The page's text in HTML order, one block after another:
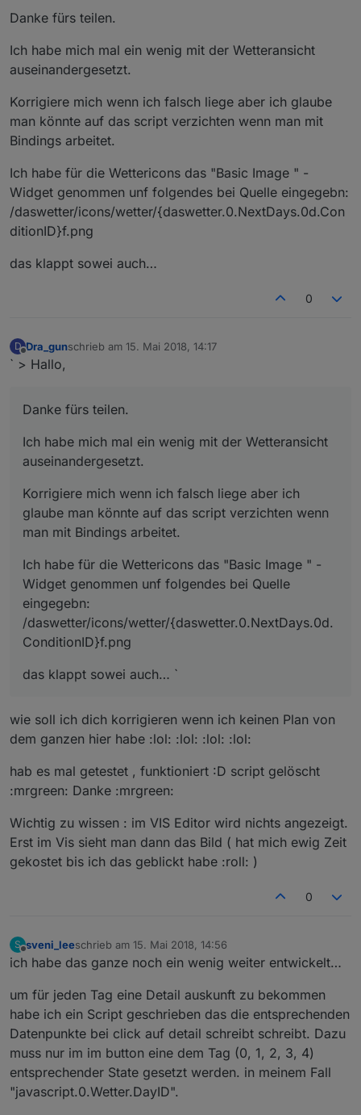
Danke fürs teilen.
Ich habe mich mal ein wenig mit der Wetteransicht
auseinandergesetzt.
Korrigiere mich wenn ich falsch liege aber ich glaube
man könnte auf das script verzichten wenn man mit
Bindings arbeitet.
Ich habe für die Wettericons das "Basic Image " -
Widget genommen unf folgendes bei Quelle eingegebn:
/daswetter/icons/wetter/{daswetter.0.NextDays.0d.Con
ditionID}f.png
das klappt sowei auch…
0
D
Offline
Dra_gunschrieb am 15. Mai 2018, 14:17
zuletzt editiert von
` > Hallo,
Danke fürs teilen.
Ich habe mich mal ein wenig mit der Wetteransicht
auseinandergesetzt.
Korrigiere mich wenn ich falsch liege aber ich
glaube man könnte auf das script verzichten wenn
man mit Bindings arbeitet.
Ich habe für die Wettericons das "Basic Image " -
Widget genommen unf folgendes bei Quelle
eingegebn:
/daswetter/icons/wetter/{daswetter.0.NextDays.0d.
ConditionID}f.png
das klappt sowei auch… `
wie soll ich dich korrigieren wenn ich keinen Plan von
dem ganzen hier habe :lol: :lol: :lol: :lol:
hab es mal getestet , funktioniert :D script gelöscht
:mrgreen: Danke :mrgreen:
Wichtig zu wissen : im VIS Editor wird nichts angezeigt.
Erst im Vis sieht man dann das Bild ( hat mich ewig Zeit
gekostet bis ich das geblickt habe :roll: )
0
S
Offline
sveni_leeschrieb am 15. Mai 2018, 14:56
zuletzt editiert von
ich habe das ganze noch ein wenig weiter entwickelt…
um für jeden Tag eine Detail auskunft zu bekommen
habe ich ein Script geschrieben das die entsprechenden
Datenpunkte bei click auf detail schreibt schreibt. Dazu
muss nur im im button eine dem Tag (0, 1, 2, 3, 4)
entsprechender State gesetzt werden. in meinem Fall
"javascript.0.Wetter.DayID".